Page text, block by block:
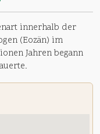
innerhalb der
(Eozän) im
Jahren begann